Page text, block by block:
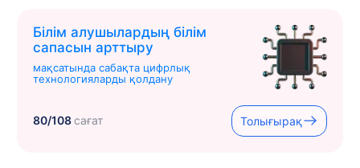
Білім алушылардың білім
сапасын арттыру
мақсатында сабақта цифрлық
технологияларды қолдану
80/108сағат Толығырақ